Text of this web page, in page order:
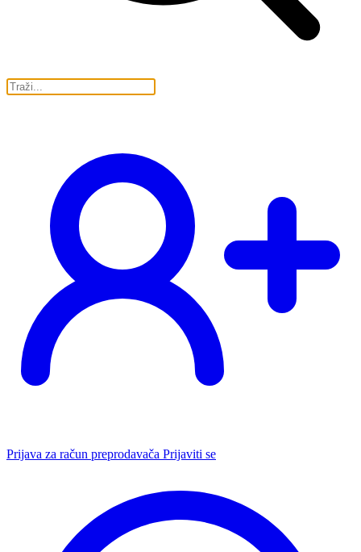
Prijava za račun preprodavača Prijaviti se